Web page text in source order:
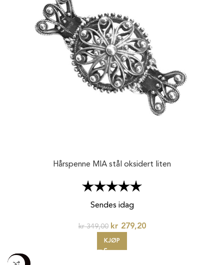
Hårspenne MIA stål oksidert liten
Karakter:
Sendes idag
kr349,00 kr 279,20
KJØP
-100%
20%